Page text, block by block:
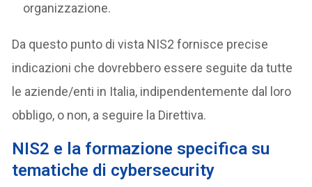
organizzazione.
Da questo punto di vista NIS2 fornisce precise
indicazioni che dovrebbero essere seguite da tutte
le aziende/enti in Italia, indipendentemente dal loro
obbligo, o non, a seguire la Direttiva.
NIS2 e la formazione specifica su
tematiche di cybersecurity